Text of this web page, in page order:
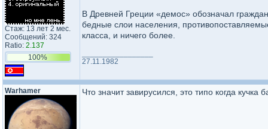
Стаж: 13 лет 2 мес.
Сообщений: 324
Ratio: 2.137
100%
В Древней Греции «демос» обозначал
бедные слои населения,
класса, и ничего более.
27.11.1982
Warhamer Что значит завирусился, это типо когда